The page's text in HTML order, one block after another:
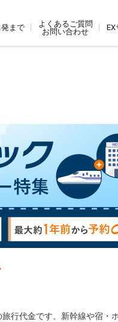
まで
よくあるご質問
お問い合わせ
EX
行代金です。新幹線や宿